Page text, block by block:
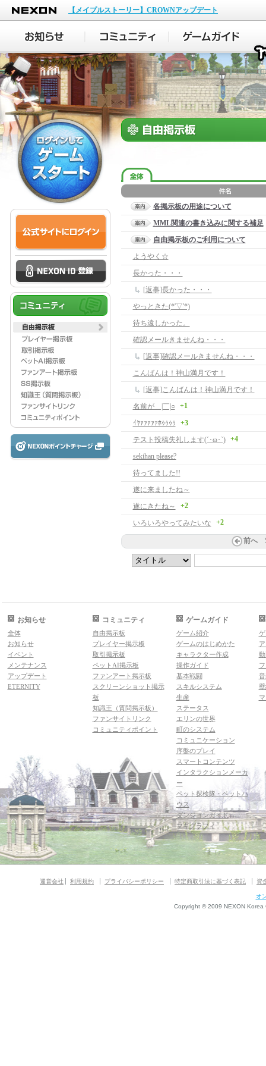
NEXON
【メイプルストーリー】CROWNアップデート
各掲示板の用途について
MML関連の書き込みに関する補足
自由掲示板のご利用について
ようやく☆
長かった・・・
[返事]長かった・・・
やっときた(*'▽'*)
待ち遠しかった。
確認メールきませんね・・・
[返事]確認メールきませんね・・・
こんばんは！神山満月です！
[返事]こんばんは！神山満月です！
名前が＿|￣|○
+1
ｲﾔｧｧｧｧｧﾎｩｩｩｩ
+3
テスト投稿失礼します(´･ω･`)
+4
sekihan please?
待ってました!!
遂に来ましたね～
遂にきたね～
+2
いろいろやってみたいな +2
前へ
お知らせ
全体
お知らせ
イベント
メンテナンス
アップデート
ETERNITY
コミュニティ
自由掲示板
プレイヤー掲示板
取引掲示板
ペットAI掲示板
ファンアート掲示板
スクリーンショット掲示
板
知識王（質問掲示板）
ファンサイトリンク
コミュニティポイント
ゲームガイド
ゲーム紹介
ゲームのはじめかた
キャラクター作成
操作ガイド
基本戦闘
スキルシステム
生産
ステータス
エリンの世界
町のシステム
コミュニケーション
序盤のプレイ
スマートコンテンツ
インタラクションメーカ
ー
ペット探検隊・ペットハ
ウス
ダンジョンガイド
マギグラフィ
運営会社 利用規約 プライバシーポリシー 特定商取引法に基づく表記 資
オ
Copyright © 2009 NEXON Korea